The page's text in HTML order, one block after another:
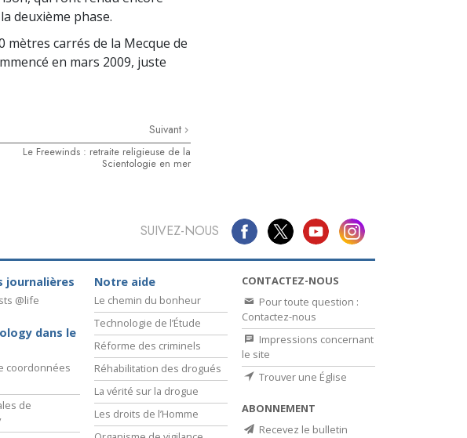
deuxième phase.
carrés de la Mecque de
en mars 2009, juste
Suivant
Le Freewinds : retraite religieuse de la
Scientologie en mer
SUIVEZ-NOUS
journalières
@life
dans le
coordonnées
de
Notre aide
Le chemin du bonheur
Technologie de l’Étude
Réforme des criminels
Réhabilitation des drogués
La vérité sur la drogue
Les droits de l’Homme
CONTACTEZ-NOUS
Pour toute question :
Contactez-nous
Impressions concernant
le site
Trouver une Église
ABONNEMENT
Recevez le bulletin